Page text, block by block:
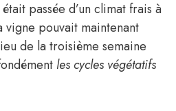
passée d’un climat frais à
pouvait maintenant
de la troisième semaine
les cycles végétatifs